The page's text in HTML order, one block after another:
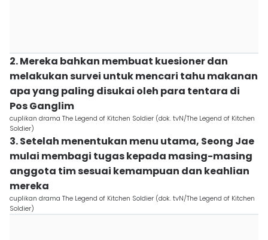
2. Mereka bahkan membuat kuesioner dan
melakukan survei untuk mencari tahu makanan
apa yang paling disukai oleh para tentara di
Pos Ganglim
cuplikan drama The Legend of Kitchen Soldier (dok. tvN/The Legend of Kitchen
Soldier)
3. Setelah menentukan menu utama, Seong Jae
mulai membagi tugas kepada masing-masing
anggota tim sesuai kemampuan dan keahlian
mereka
cuplikan drama The Legend of Kitchen Soldier (dok. tvN/The Legend of Kitchen
Soldier)